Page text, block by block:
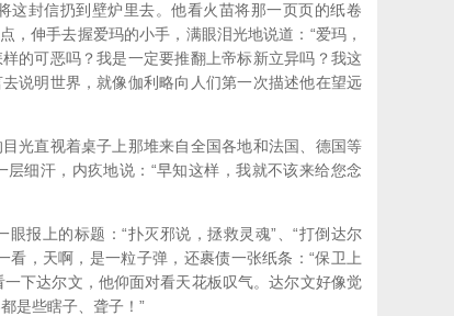
这封信扔到壁炉里去。他看火苗将那一页页的纸卷
伸手去握爱玛的小手，满眼泪光地说道：“爱玛，
的可恶吗？我是一定要推翻上帝标新立异吗？我这
说明世界，就像伽利略向人们第一次描述他在望远
直视着桌子上那堆来自全国各地和法国、德国等
细汗，内疚地说：“早知这样，我就不该来给您念
报上的标题：“扑灭邪说，拯救灵魂”、“打倒达尔
，天啊，是一粒子弹，还裹债一张纸条：“保卫上
下达尔文，他仰面对看天花板叹气。达尔文好像觉
是些瞎子、聋子！”